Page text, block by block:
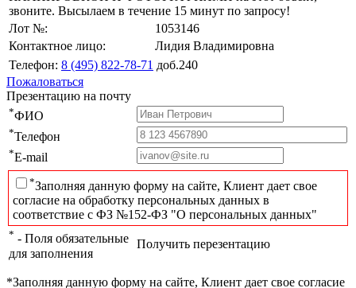
звоните. Высылаем в течение 15 минут по запросу!
Лот №:
1053146
Контактное лицо:
Лидия Владимировна
Телефон: 8 (495) 822-78-71 доб.240
Пожаловаться
Презентацию на почту
*ФИО
*Телефон
*E-mail
*Заполняя данную форму на сайте, Клиент дает свое
согласие на обработку персональных данных в
соответствие с ФЗ №152-ФЗ "О персональных данных"
* - Поля обязательные
для заполнения
Получить перезентацию
*Заполняя данную форму на сайте, Клиент дает свое согласие